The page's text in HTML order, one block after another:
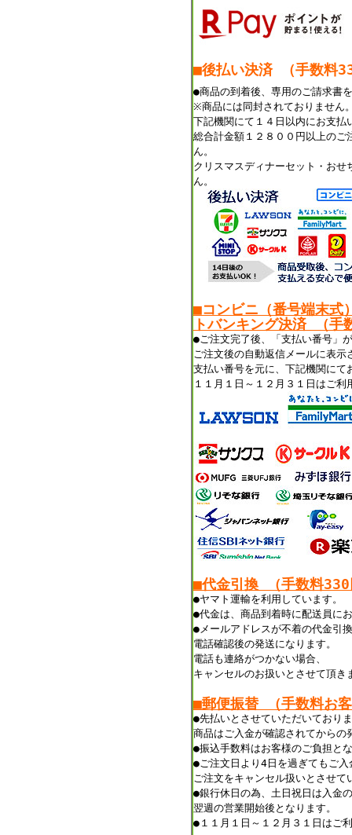
■後払い決済 （手数料
●商品の到着後、専用のご請求書
※商品には同封されておりません
下記機関にて１４日以内にお支払
総合計金額１２８００円以上のご
ん。
クリスマスディナーセット・おせ
ん。
■コンビニ（番号端末式
トバンキング決済 （手
●ご注文完了後、「支払い番号」
ご注文後の自動返信メールに表示
支払い番号を元に、下記機関にて
１１月１日～１２月３１日はご利
■代金引換 （手数料
●ヤマト運輸を利用しています。
●代金は、商品到着時に配送員に
●メールアドレスが不着の代金引
電話確認後の発送になります。
電話も連絡がつかない場合、
キャンセルのお扱いとさせて頂き
■郵便振替 （手数料お
●先払いとさせていただいており
商品はご入金が確認されてからの
●振込手数料はお客様のご負担と
●ご注文日より4日を過ぎてもご
ご注文をキャンセル扱いとさせて
●銀行休日の為、土日祝日は入金
翌週の営業開始後となります。
●１１月１日～１２月３１日はご